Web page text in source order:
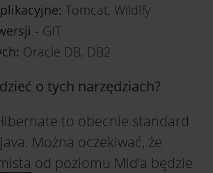
Tomcat, Wildlfy
- GIT
Oracle DB, DB2
o tych narzędziach?
to obecnie standard
Można oczekiwać, że
od poziomu Mid’a będzie